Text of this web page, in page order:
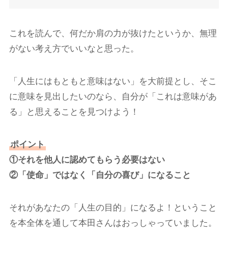
これを読んで、何だか肩の力が抜けたというか、無理
がない考え方でいいなと思った。
「人生にはもともと意味はない」を大前提とし、そこ
に意味を見出したいのなら、自分が「これは意味があ
る」と思えることを見つけよう！
ポイント
①それを他人に認めてもらう必要はない
②「使命」ではなく「自分の喜び」になること
それがあなたの「人生の目的」になるよ！ということ
を本全体を通して本田さんはおっしゃっていました。